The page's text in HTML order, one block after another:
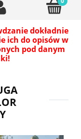
dokładnie
ich do opisów w
pod danym